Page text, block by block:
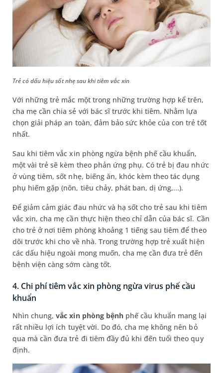
Trẻ có dấu hiệu sốt nhẹ sau khi tiêm vắc xin
Với những trẻ mắc một trong những trường hợp kể trên,
cha mẹ cần chia sẻ với bác sĩ trước khi tiêm. Nhằm lựa
chọn giải pháp an toàn, đảm bảo sức khỏe của con trẻ tốt
nhất.
Sau khi tiêm vắc xin phòng ngừa bệnh phế cầu khuẩn,
một vài trẻ sẽ kèm theo phản ứng phụ. Có trẻ bị đau nhức
ở vùng tiêm, sốt nhẹ, biếng ăn, khóc kèm theo tác dụng
phụ hiếm gặp (nôn, tiêu chảy, phát ban, dị ứng,...).
Để giảm cảm giác đau nhức và hạ sốt cho trẻ sau khi tiêm
vắc xin, cha mẹ cần thực hiện theo chỉ dẫn của bác sĩ. Cần
cho trẻ ở nơi tiêm phòng khoảng 1 tiếng sau tiêm để theo
dõi trước khi cho về nhà. Trong trường hợp trẻ xuất hiện
các dấu hiệu ngoài mong muốn, cha mẹ cần đưa trẻ đến
bệnh viện càng sớm càng tốt.
4. Chi phí tiêm vắc xin phòng ngừa virus phế cầu
khuẩn
Nhìn chung,vắc xin phòng bệnhphế cầu khuẩn mang lại
rất nhiều lợi ích tuyệt vời. Do đó, cha mẹ không nên bỏ
qua mà cần đưa trẻ đi tiêm đầy đủ khi đến tuổi theo quy
định.